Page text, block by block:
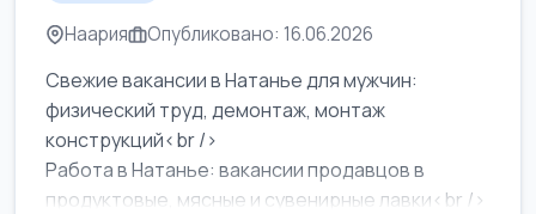
Наария Опубликовано: 16.06.2026
Свежие вакансии в Натанье для мужчин:
физический труд, демонтаж, монтаж
конструкций<br />
Работа в Натанье: вакансии продавцов в
продуктовые, мясные и сувенирные лавки<br />